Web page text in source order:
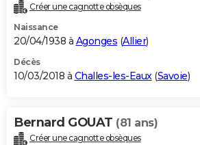
Créer une cagnotte obsèques
Naissance
20/04/1938 à Agonges (Allier)
Décès
10/03/2018 à Challes-les-Eaux(Savoie)
Bernard GOUAT (81 ans)
Créer une cagnotte obsèques